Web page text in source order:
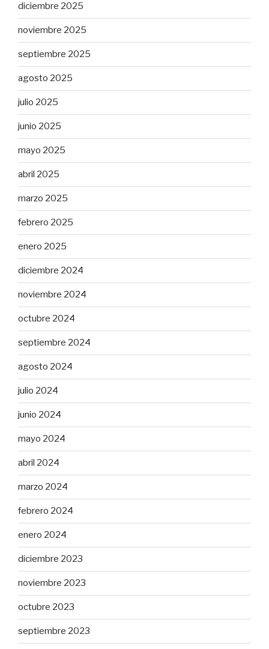
diciembre 2025
noviembre 2025
septiembre 2025
agosto 2025
julio 2025
junio 2025
mayo 2025
abril 2025
marzo 2025
febrero 2025
enero 2025
diciembre 2024
noviembre 2024
octubre 2024
septiembre 2024
agosto 2024
julio 2024
junio 2024
mayo 2024
abril 2024
marzo 2024
febrero 2024
enero 2024
diciembre 2023
noviembre 2023
octubre 2023
septiembre 2023